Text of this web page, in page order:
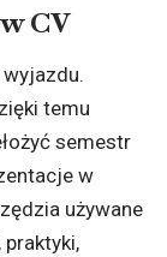
CV
temu
semestr
w
używane
praktyki,